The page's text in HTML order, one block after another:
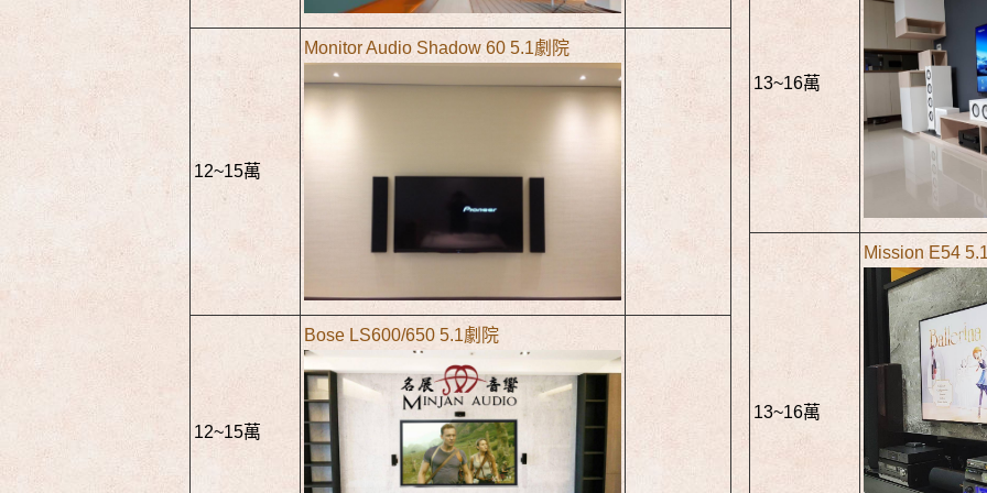
12~15萬
Monitor Audio Shadow 60 5.1劇院
12~15萬
Bose LS600/650 5.1劇院
13~16萬
13~16萬
Mission E54